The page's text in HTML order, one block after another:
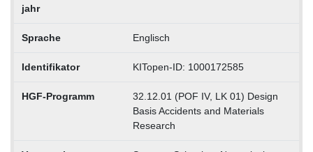
jahr
Sprache Englisch
Identifikator KITopen-ID: 1000172585
HGF-Programm
32.12.01 (POF IV, LK 01) Design
Basis Accidents and Materials
Research